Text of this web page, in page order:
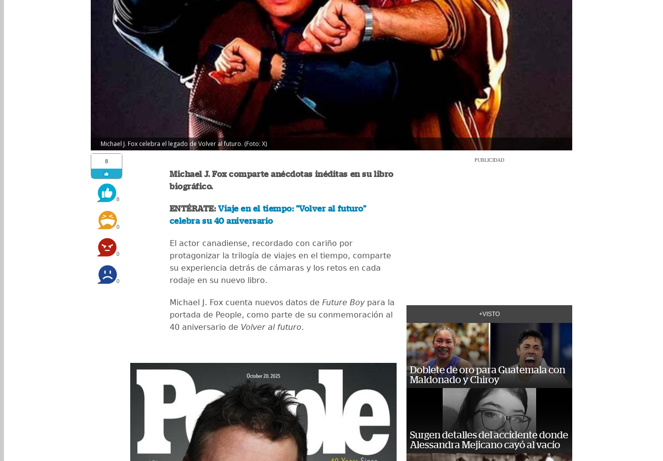
Michael J. Fox celebra el legado de Volver al futuro. (Foto: X)
8
8
0
0
0
Michael J. Fox comparte anécdotas inéditas en su libro
biográfico.
ENTÉRATE:Viaje en el tiempo: "Volver al futuro"
celebra su 40 aniversario
El actor canadiense, recordado con cariño por
protagonizar la trilogía de viajes en el tiempo, comparte
su experiencia detrás de cámaras y los retos en cada
rodaje en su nuevo libro.
Michael J. Fox cuenta nuevos datos de Future Boypara la
portada de People, como parte de su conmemoración al
40 aniversario de Volver al futuro.
PUBLICIDAD
+VISTO
Doblete de oro para Guatemala con
Maldonado y Chiroy
Surgen detalles del accidente donde
Alessandra Mejicano cayó al vacío